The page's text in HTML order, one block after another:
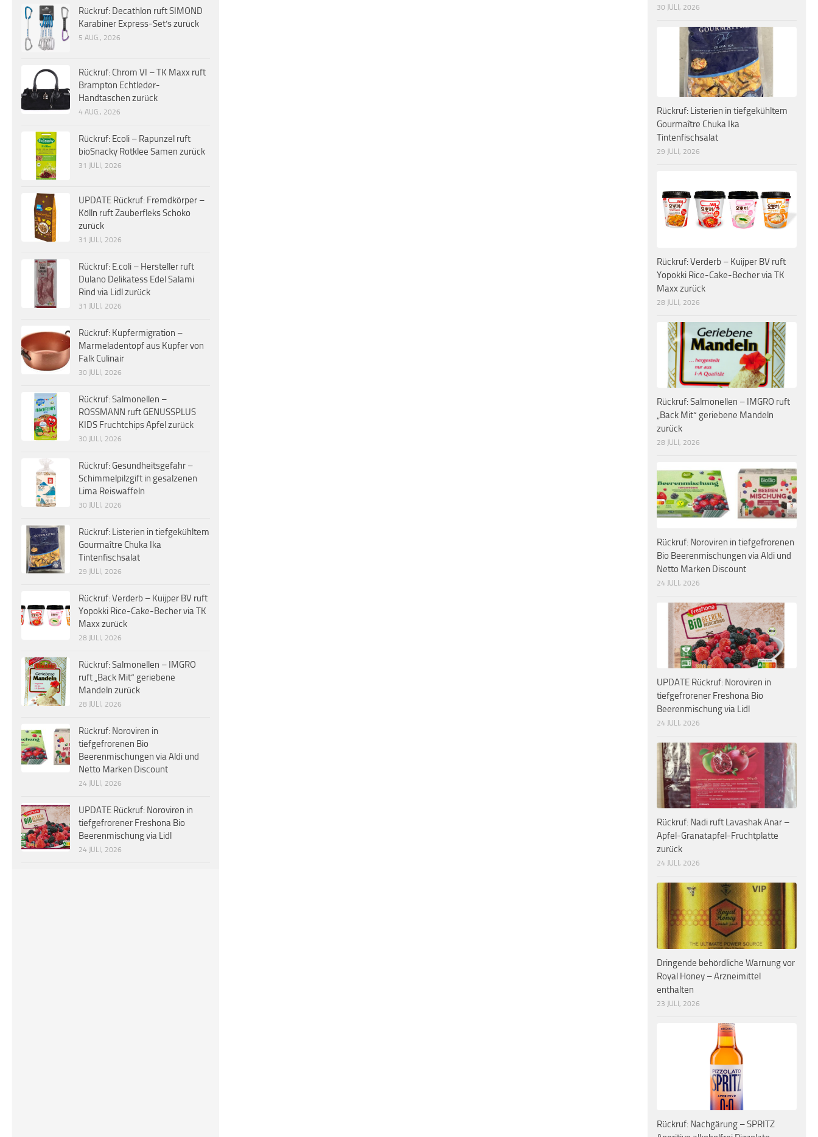
Rückruf: Decathlon ruft SIMOND
Karabiner Express-Set’s zurück
5 AUG., 2026
Rückruf: Chrom VI – TK Maxx ruft
Brampton Echtleder-
Handtaschen zurück
4 AUG., 2026
Rückruf: Ecoli – Rapunzel ruft
bioSnacky Rotklee Samen zurück
31 JULI, 2026
UPDATE Rückruf: Fremdkörper –
Kölln ruft Zauberfleks Schoko
zurück
31 JULI, 2026
Rückruf: E.coli – Hersteller ruft
Dulano Delikatess Edel Salami
Rind via Lidl zurück
31 JULI, 2026
Rückruf: Kupfermigration –
Marmeladentopf aus Kupfer von
Falk Culinair
30 JULI, 2026
Rückruf: Salmonellen –
ROSSMANN ruft GENUSSPLUS
KIDS Fruchtchips Apfel zurück
30 JULI, 2026
Rückruf: Gesundheitsgefahr –
Schimmelpilzgift in gesalzenen
Lima Reiswaffeln
30 JULI, 2026
Rückruf: Listerien in tiefgekühltem
Gourmaître Chuka Ika
Tintenfischsalat
29 JULI, 2026
Rückruf: Verderb – Kuijper BV ruft
Yopokki Rice-Cake-Becher via TK
Maxx zurück
28 JULI, 2026
Rückruf: Salmonellen – IMGRO
ruft „Back Mit“ geriebene
Mandeln zurück
28 JULI, 2026
Rückruf: Noroviren in
tiefgefrorenen Bio
Beerenmischungen via Aldi und
Netto Marken Discount
24 JULI, 2026
UPDATE Rückruf: Noroviren in
tiefgefrorener Freshona Bio
Beerenmischung via Lidl
24 JULI, 2026
30 JULI, 2026
Rückruf: Listerien in tiefgekühltem
Gourmaître Chuka Ika
Tintenfischsalat
29 JULI, 2026
Rückruf: Verderb – Kuijper BV ruft
Yopokki Rice-Cake-Becher via TK
Maxx zurück
28 JULI, 2026
Rückruf: Salmonellen – IMGRO ruft
„Back Mit“ geriebene Mandeln
zurück
28 JULI, 2026
Rückruf: Noroviren in tiefgefrorenen
Bio Beerenmischungen via Aldi und
Netto Marken Discount
24 JULI, 2026
UPDATE Rückruf: Noroviren in
tiefgefrorener Freshona Bio
Beerenmischung via Lidl
24 JULI, 2026
Rückruf: Nadi ruft Lavashak Anar –
Apfel-Granatapfel-Fruchtplatte
zurück
24 JULI, 2026
Dringende behördliche Warnung vor
Royal Honey – Arzneimittel
enthalten
23 JULI, 2026
Rückruf: Nachgärung – SPRITZ